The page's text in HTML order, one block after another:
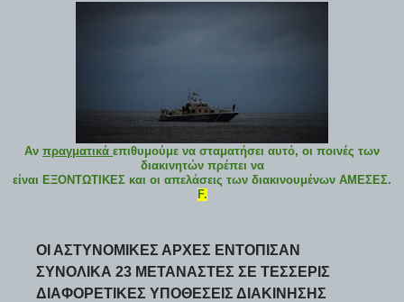
Αν πραγματικά επιθυμούμε να σταματήσει αυτό, οι ποινές των
διακινητών πρέπει να
είναι ΕΞΟΝΤΩΤΙΚΕΣ και οι απελάσεις των διακινουμένων ΑΜΕΣΕΣ.
F.
ΟΙ ΑΣΤΥΝΟΜΙΚΈΣ ΑΡΧΈΣ ΕΝΤΌΠΙΣΑΝ
ΣΥΝΟΛΙΚΆ 23 ΜΕΤΑΝΆΣΤΕΣ ΣΕ ΤΈΣΣΕΡΙΣ
ΔΙΑΦΟΡΕΤΙΚΈΣ ΥΠΟΘΈΣΕΙΣ ΔΙΑΚΊΝΗΣΗΣ